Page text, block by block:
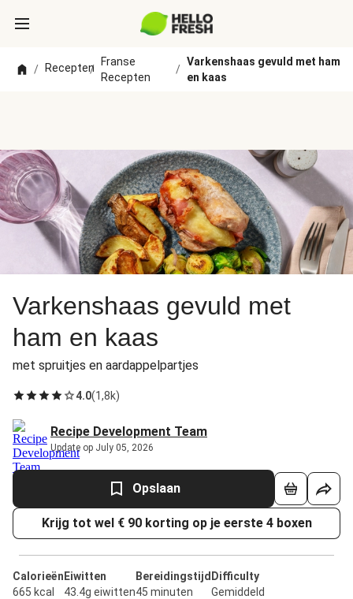
/ Recepten
/
Franse
Recepten
/
Varkenshaas gevuld met ham
en kaas
Varkenshaas gevuld met
ham en kaas
met spruitjes en aardappelpartjes
4.0(1,8k)
Recipe Development Team
Update op July 05, 2026
Opslaan
Krijg tot wel € 90 korting op je eerste 4 boxen
Calorieën
665 kcal
Eiwitten
43.4g eiwitten
Bereidingstijd
45 minuten
Difficulty
Gemiddeld